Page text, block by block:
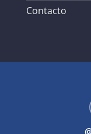
Contacto